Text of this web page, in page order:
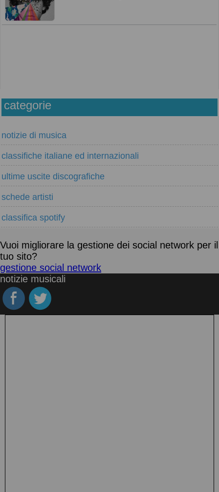
categorie
notizie di musica
classifiche italiane ed internazionali
ultime uscite discografiche
schede artisti
classifica spotify
Vuoi migliorare la gestione dei social network per il
tuo sito?
gestione social network
notizie musicali